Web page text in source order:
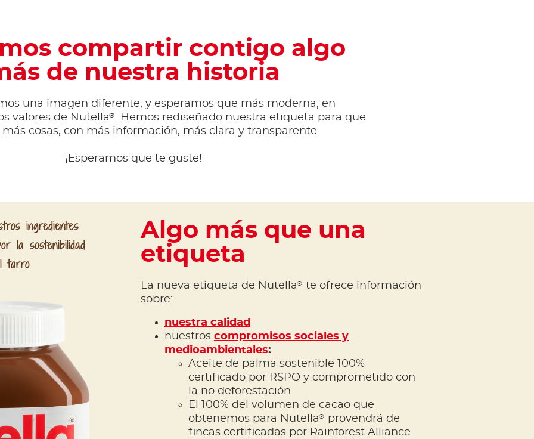
compartir contigo algo
de nuestra historia
una imagen diferente, y esperamos que más moderna, en
valores de Nutella®. Hemos rediseñado nuestra etiqueta para que
cosas, con más información, más clara y transparente.
¡Esperamos que te guste!
ingredientes
la sostenibilidad
tarro
Algo más que una
etiqueta
La nueva etiqueta de Nutella® te ofrece información
sobre:
nuestra calidad
nuestros compromisos sociales y
medioambientales:
Aceite de palma sostenible 100%
certificado por RSPO y comprometido con
la no deforestación
El 100% del volumen de cacao que
obtenemos para Nutella®
provendrá de
fincas certificadas por Rainforest Alliance